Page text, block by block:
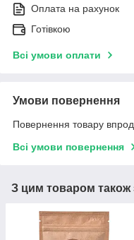
Оплата на рахунок
Готівкою
Всі умови оплати
Умови повернення
Повернення товару
Всі умови повернення
З цим товаром